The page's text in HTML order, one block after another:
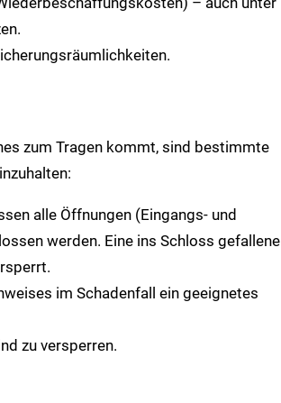
zum Tragen kommt, sind bestimmte
alle Öffnungen (Eingangs- und
werden. Eine ins Schloss gefallene
im Schadenfall ein geeignetes
zu versperren.